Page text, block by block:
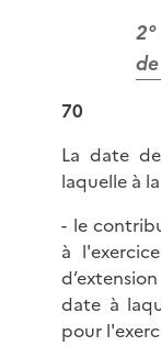
70
La date
laquelle à
- le
à
date à
pour